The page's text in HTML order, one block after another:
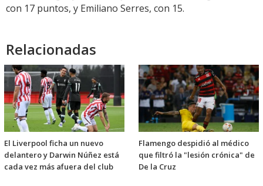
con 17 puntos, y Emiliano Serres, con 15.
Relacionadas
El Liverpool ficha un nuevo
delantero y Darwin Núñez está
cada vez más afuera del club
Flamengo despidió al médico
que filtró la "lesión crónica" de
De la Cruz